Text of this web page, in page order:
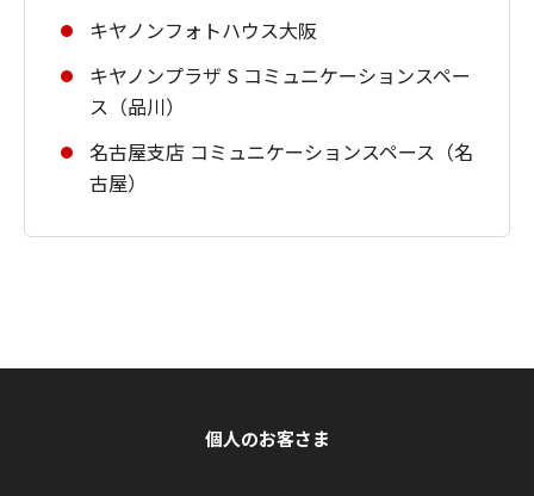
キヤノンフォトハウス大阪
キヤノンプラザ S コミュニケーションスペー
ス（品川）
名古屋支店 コミュニケーションスペース（名
古屋）
個人のお客さま